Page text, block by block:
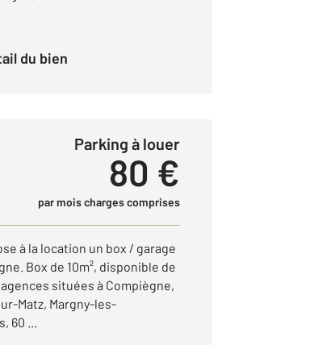
du bien
Parking à louer
80 €
par mois charges comprises
à la location un box / garage
Box de 10m², disponible de
situées à Compiègne,
Matz, Margny-les-
60 ...